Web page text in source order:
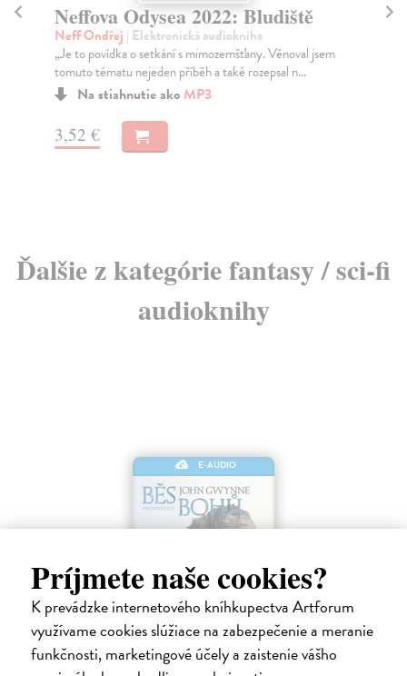
Príjmete naše cookies?
K prevádzke internetového kníhkupectva Artforum
využívame cookies slúžiace na zabezpečenie a meranie
funkčnosti, marketingové účely a zaistenie vášho
Neffova Odysea 2022: Bludiště
Neff Ondřej | Elektronická audiokniha
„Je to povídka o setkání s mimozemšťany. Věnoval jsem
tomuto tématu nejeden příběh a také rozepsal n...
Na stiahnutie ako MP3
3,52 €
Ďalšie z kategórie fantasy / sci-fi
audioknihy
E-AUDIO
Běs bohů
Gwynne John | Elektronická audiokniha